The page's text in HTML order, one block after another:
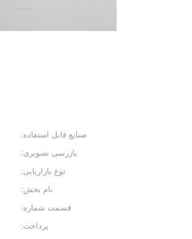
صنایع قابل استفاده:
بازرسی تصویری:
نوع بازاریابی:
نام بخش:
قسمت شماره:
پرداخت: